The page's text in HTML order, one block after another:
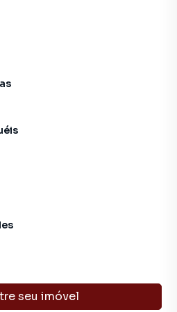
para mais informações
seu imóvel